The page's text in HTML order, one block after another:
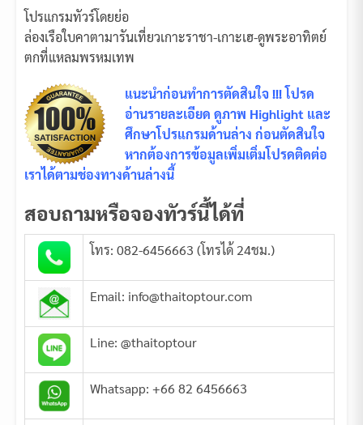
โปรแกรมทัวร์โดยย่อ
ล่องเรือใบคาตามารันเที่ยวเกาะราชา-เกาะเฮ-ดูพระอาทิตย์
ตกที่แหลมพรหมเทพ
แนะนำก่อนทำการตัดสินใจ !!! โปรด
อ่านรายละเอียด ดูภาพ Highlight และ
ศึกษาโปรแกรมด้านล่าง ก่อนตัดสินใจ
หากต้องการข้อมูลเพิ่มเติ่มโปรดติดต่อ
เราได้ตามช่องทางด้านล่างนี้
สอบถามหรือจองทัวร์นี้ได้ที่
โทร: 082-6456663 (โทรได้ 24ชม.)
Email: info@thaitoptour.com
Line: @thaitoptour
Whatsapp: +66 82 6456663